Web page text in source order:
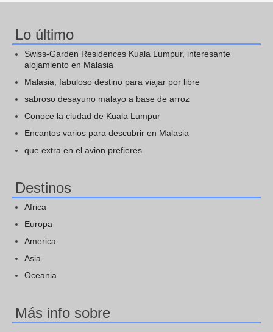
Lo último
Swiss-Garden Residences Kuala Lumpur, interesante
alojamiento en Malasia
Malasia, fabuloso destino para viajar por libre
sabroso desayuno malayo a base de arroz
Conoce la ciudad de Kuala Lumpur
Encantos varios para descubrir en Malasia
que extra en el avion prefieres
Destinos
Africa
Europa
America
Asia
Oceania
Más info sobre